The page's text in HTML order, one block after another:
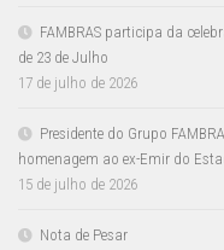
FAMBRAS participa da
de 23 de Julho
17 de julho de 2026
Presidente do Grupo
homenagem ao ex-Emir do
15 de julho de 2026
Nota de Pesar